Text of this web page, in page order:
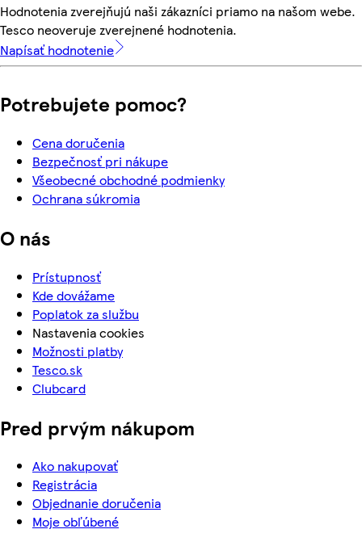
Hodnotenia zverejňujú naši zákazníci priamo na našom webe.
Tesco neoveruje zverejnené hodnotenia.
Napísať hodnotenie
Potrebujete pomoc?
Cena doručenia
Bezpečnosť pri nákupe
Všeobecné obchodné podmienky
Ochrana súkromia
O nás
Prístupnosť
Kde dovážame
Poplatok za službu
Nastavenia cookies
Možnosti platby
Tesco.sk
Clubcard
Pred prvým nákupom
Ako nakupovať
Registrácia
Objednanie doručenia
Moje obľúbené